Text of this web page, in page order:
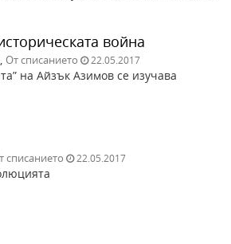
война
, От списанието 22.05.2017
на Айзък Азимов се изучава
списанието 22.05.2017